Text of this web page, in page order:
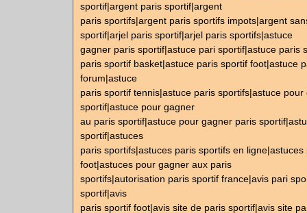
sportif|argent paris sportif|argent
paris sportifs|argent paris sportifs impots|argent
sportif|arjel paris sportif|arjel paris sportifs|astuce
gagner paris sportif|astuce pari sportif|astuce paris
paris sportif basket|astuce paris sportif foot|astuce
forum|astuce
paris sportif tennis|astuce paris sportifs|astuce
sportif|astuce pour gagner
au paris sportif|astuce pour gagner paris
sportif|astuces
paris sportifs|astuces paris sportifs en ligne|astuces
foot|astuces pour gagner aux paris
sportifs|autorisation paris sportif france|avis pari
sportif|avis
paris sportif foot|avis site de paris sportif|avis site